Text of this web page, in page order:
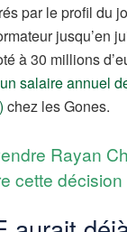
par le profil du
jusqu’en
à 30 millions
salaire annuel
chez les Gones.
Rayan
cette décision